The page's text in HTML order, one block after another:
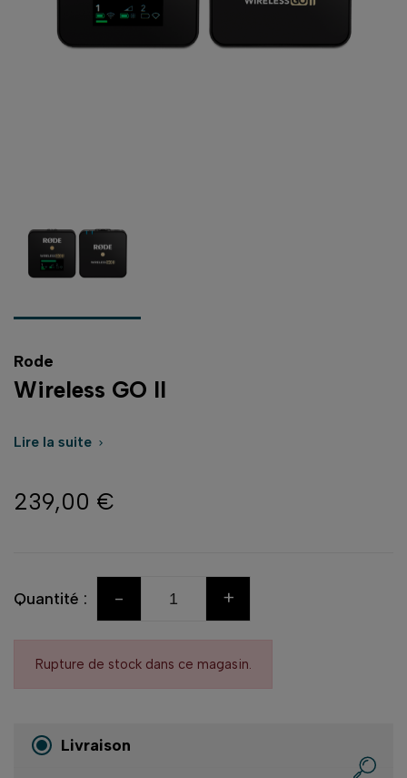
Rode
Wireless GO II
Lire la suite 
239,00 €
Quantité : - +
Rupture de stock dans ce magasin.
Livraison